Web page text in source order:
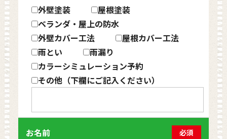
外壁塗装
屋根塗装
ベランダ・屋上の防水
外壁カバー工法
屋根カバー工法
雨とい
雨漏り
カラーシミュレーション予約
その他（下欄にご記入ください）
お名前 必須